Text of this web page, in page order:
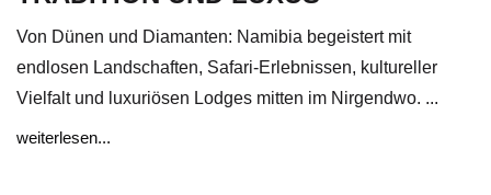
Von Dünen und Diamanten: Namibia begeistert mit
endlosen Landschaften, Safari-Erlebnissen, kultureller
Vielfalt und luxuriösen Lodges mitten im Nirgendwo. ...
weiterlesen...